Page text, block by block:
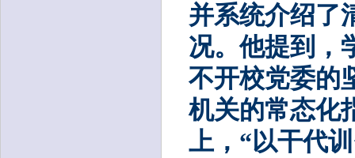
并系统介绍了
况。他提到，
不开校党委的
机关的常态化
上，“以干代